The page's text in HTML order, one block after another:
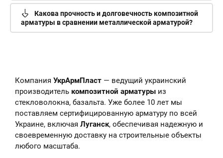
Какова прочность и долговечность композитной
арматуры в сравнении металлической арматурой?
Компания УкрАрмПласт — ведущий украинский
производитель композитной арматуры из
стекловолокна, базальта. Уже более 10 лет мы
поставляем сертифицированную арматуру по всей
Украине, включая Луганск, обеспечивая надежную и
своевременную доставку на строительные объекты
любого масштаба.